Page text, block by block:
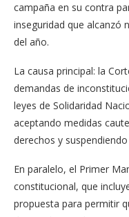
campaña en su contra
inseguridad que alcanzó
del año.
La causa principal: la
demandas de
leyes de Solidaridad
aceptando medidas
derechos y
En paralelo, el Primer
constitucional, que
propuesta para permitir